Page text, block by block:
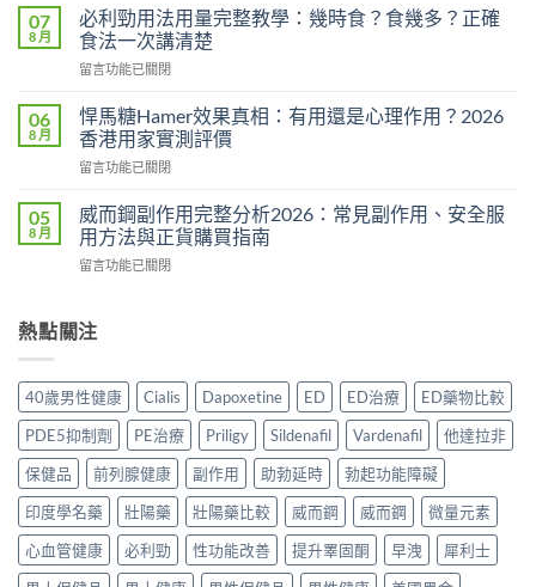
錠
值
得
買
2026
年
港
買
指
南：
價
錢
正
貨
渠
道〉
中
度
雙
效
片
港
購
買
指
2026：
一
藥
解
度
與
早
洩
題〉
中
07
8 月
必利勁用法用量完整教學：幾時食？食幾多？正確
食法一次講清楚
在
利
勁
用
法
量
完
整
教
時
幾
多？
正
確
法
一
次
講
清
留言功能已關閉
06
8 月
悍馬糖Hamer效果真相：有用還是心理作用？2026
香港用家實測評價
在
馬
糖
Hamer
效
相：
還
是
心
理
用？
2026
香
港
用
留言功能已關閉
05
8 月
威而鋼副作用完整分析2026：常見副作用、安全服
用方法與正貨購買指南
在
鋼
副
用
完
整
分
析
2026：
常
見
副
作
留言功能已關閉
熱點關注
40歲男性健康 Cialis Dapoxetine ED ED治療
ED藥物比較
PDE5抑制劑
PE治療 Priligy Sildenafil Vardenafil
他達拉非
保健品
前列腺健康 副作用 助勃延時
勃起功能障礙
印度學名藥
壯陽藥 壯陽藥比較 威而鋼 威而鋼
微量元素
心血管健康
必利勁 性功能改善 提升睪固酮 早洩
犀利士